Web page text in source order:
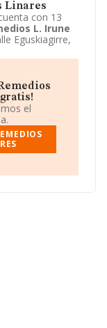
Linares
con 13
L. Irune
Eguskiagirre,
- Servicios
Linarestiene
el